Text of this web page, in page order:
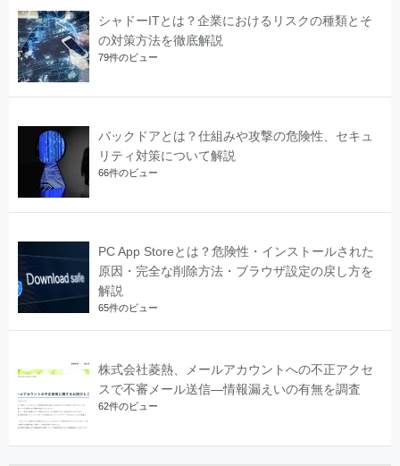
シャドーITとは？企業におけるリスクの種類とそ
の対策方法を徹底解説
79件のビュー
バックドアとは？仕組みや攻撃の危険性、セキュ
リティ対策について解説
66件のビュー
PC App Storeとは？危険性・インストールされた
原因・完全な削除方法・ブラウザ設定の戻し方を
解説
65件のビュー
株式会社菱熱、メールアカウントへの不正アクセ
スで不審メール送信―情報漏えいの有無を調査
62件のビュー